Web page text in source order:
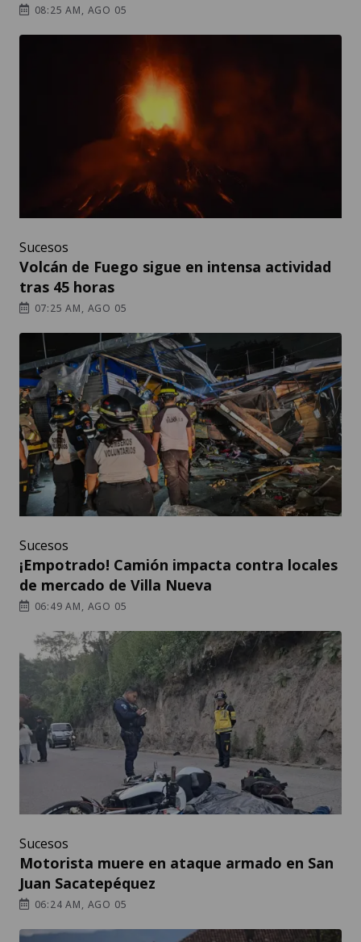
08:25 AM, AGO 05
Sucesos
Volcán de Fuego sigue en intensa actividad
tras 45 horas
07:25 AM, AGO 05
Sucesos
¡Empotrado! Camión impacta contra locales
de mercado de Villa Nueva
06:49 AM, AGO 05
Sucesos
Motorista muere en ataque armado en San
Juan Sacatepéquez
06:24 AM, AGO 05